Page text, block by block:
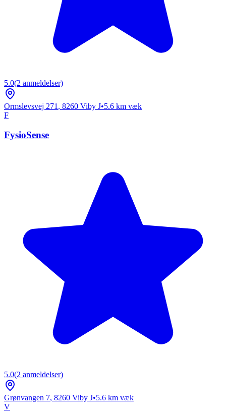
5.0(2 anmeldelser)
Ormslevsvej 271 , 8260 Viby J•5.6 km væk
F
FysioSense
5.0(2 anmeldelser)
Grønvangen 7, 8260 Viby J•5.6 km væk
V